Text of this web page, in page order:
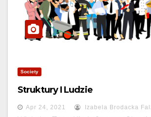
Society
Struktury I Ludzie
Apr 24, 2021 Izabela Brodacka